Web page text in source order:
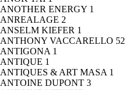
ANOTHER ENERGY 1
ANREALAGE 2
ANSELM KIEFER 1
ANTHONY VACCARELLO 52
ANTIGONA 1
ANTIQUE 1
ANTIQUES & ART MASA 1
ANTOINE DUPONT 3